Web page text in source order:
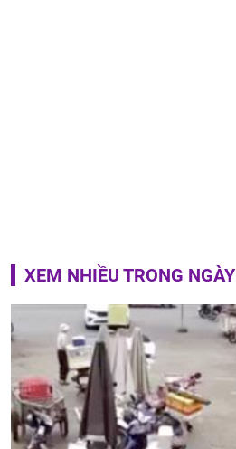
XEM NHIỀU TRONG NGÀY